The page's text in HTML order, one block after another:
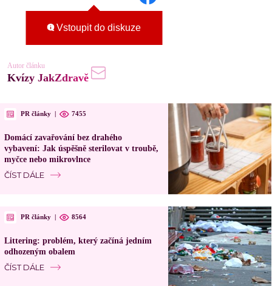
Vstoupit do diskuze
Autor článku
Kvízy JakZdravě
PR články 7455
Domácí zavařování bez drahého
vybavení: Jak úspěšně sterilovat v troubě,
myčce nebo mikrovlnce
ČÍST DÁLE
PR články 8564
Littering: problém, který začíná jedním
odhozeným obalem
ČÍST DÁLE